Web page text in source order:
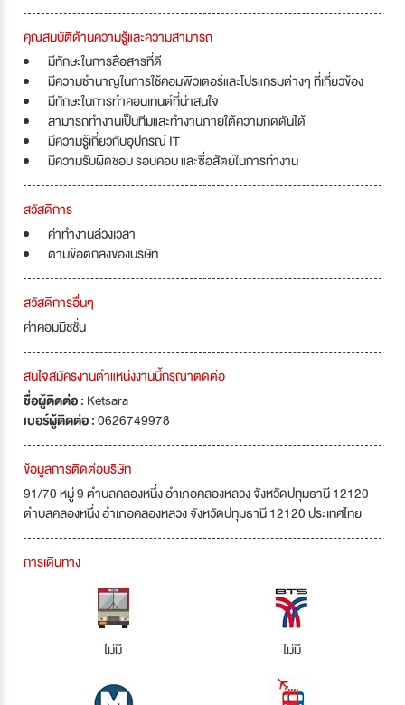
คุณสมบัติด้านความรู้และความสามารถ
มีทักษะในการสื่อสารที่ดี
มีความชำนาญในการใช้คอมพิวเตอร์และโปรแกรมต่างๆ ที่เกี่ยวข้อง
มีทักษะในการทำคอนเทนต์ที่น่าสนใจ
สามารถทำงานเป็นทีมและทำงานภายใต้ความกดดันได้
มีความรู้เกี่ยวกับอุปกรณ์ IT
มีความรับผิดชอบ รอบคอบ และซื่อสัตย์ในการทำงาน
สวัสดิการ
ค่าทำงานล่วงเวลา
ตามข้อตกลงของบริษัท
สวัสดิการอื่นๆ
ค่าคอมมิชชั่น
สนใจสมัครงานตำแหน่งงานนี้กรุณาติดต่อ
ชื่อผู้ติดต่อ : Ketsara
เบอร์ผู้ติดต่อ :0626749978
ข้อมูลการติดต่อบริษัท
91/70 หมู่ 9 ตำบลคลองหนึ่ง อำเภอคลองหลวง จังหวัดปทุมธานี 12120
ตำบลคลองหนึ่ง อำเภอคลองหลวง จังหวัดปทุมธานี 12120 ประเทศไทย
การเดินทาง
ไม่มี ไม่มี